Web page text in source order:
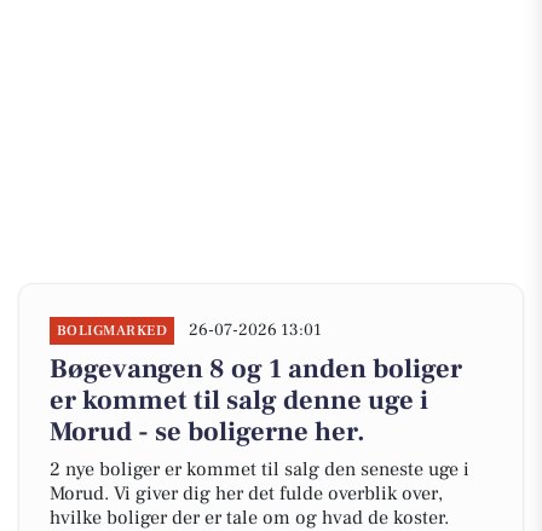
BOLIGMARKED 26-07-2026 13:01
Bøgevangen 8 og 1 anden boliger
er kommet til salg denne uge i
Morud - se boligerne her.
2 nye boliger er kommet til salg den seneste uge i
Morud. Vi giver dig her det fulde overblik over,
hvilke boliger der er tale om og hvad de koster.